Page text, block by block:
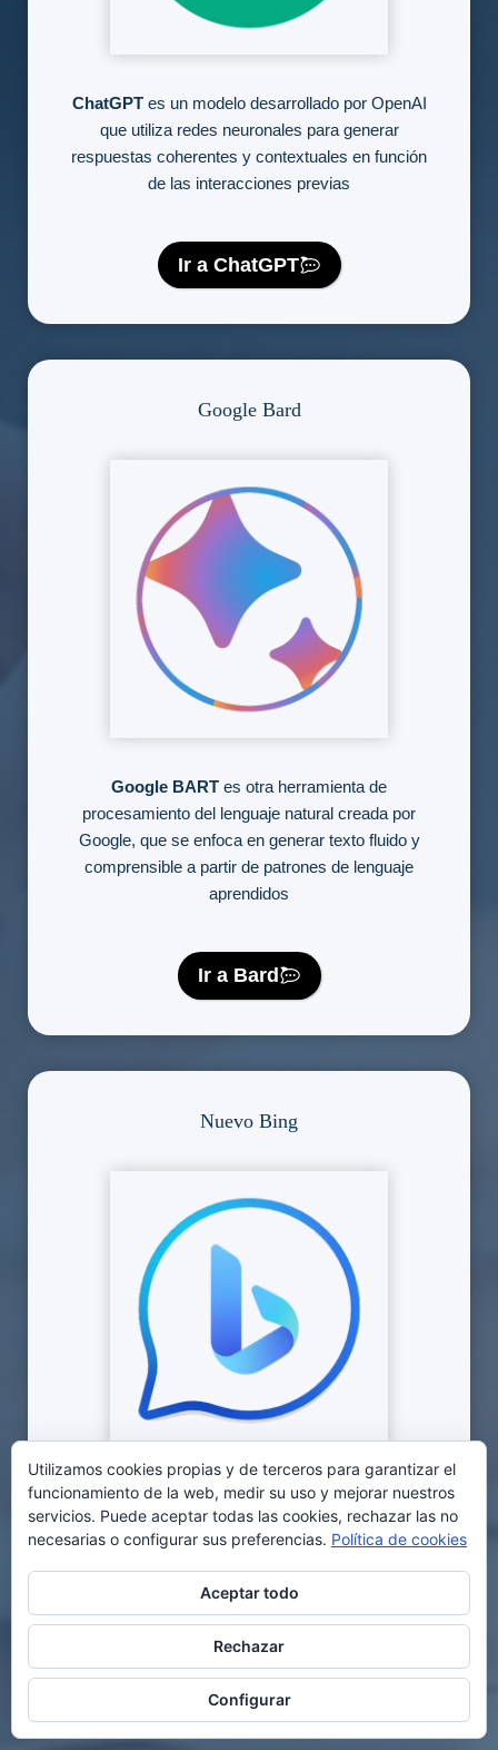
ChatGPT es un modelo desarrollado por OpenAI
que utiliza redes neuronales para generar
respuestas coherentes y contextuales en función
de las interacciones previas
Ir a ChatGPT
Google Bard
Google BART es otra herramienta de
procesamiento del lenguaje natural creada por
Google, que se enfoca en generar texto fluido y
comprensible a partir de patrones de lenguaje
aprendidos
Ir a Bard
Nuevo Bing
Nuevo Binges una versión mejorada del motor de
búsqueda Bing de Microsoft que integra
capacidades de inteligencia artificial para ofrecer
resultados más precisos y relevantes
Ir a Bing
Utilizamos cookies propias y de terceros para garantizar el
funcionamiento de la web, medir su uso y mejorar nuestros
servicios. Puede aceptar todas las cookies, rechazar las no
necesarias o configurar sus preferencias. Política de cookies
Aceptar todo
Rechazar
Configurar